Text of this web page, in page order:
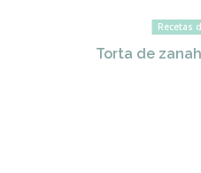
Recetas
Torta de